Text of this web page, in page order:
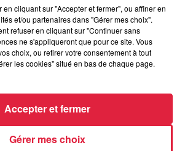
série
Plakar
en cliquant sur "Accepter et fermer", ou affiner en
et/ou partenaires dans "Gérer mes choix".
refuser en cliquant sur "Continuer sans
ne s'appliqueront que pour ce site. Vous
choix, ou retirer votre consentement à tout
les cookies" situé en bas de chaque page.
Gérer mes choix
Accepter et fermer